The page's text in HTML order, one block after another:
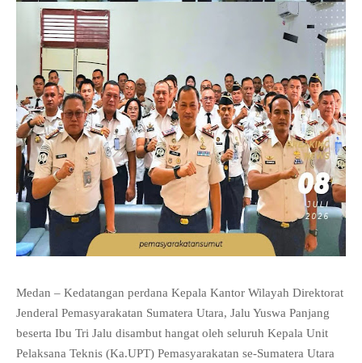
Medan – Kedatangan perdana Kepala Kantor Wilayah Direktorat
Jenderal Pemasyarakatan Sumatera Utara, Jalu Yuswa Panjang
beserta Ibu Tri Jalu disambut hangat oleh seluruh Kepala Unit
Pelaksana Teknis (Ka.UPT) Pemasyarakatan se-Sumatera Utara